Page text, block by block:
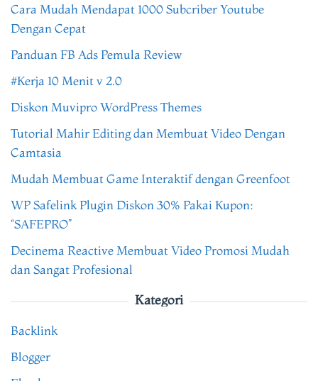
Cara Mudah Mendapat 1000 Subcriber Youtube
Dengan Cepat
Panduan FB Ads Pemula Review
#Kerja 10 Menit v 2.0
Diskon Muvipro WordPress Themes
Tutorial Mahir Editing dan Membuat Video Dengan
Camtasia
Mudah Membuat Game Interaktif dengan Greenfoot
WP Safelink Plugin Diskon 30% Pakai Kupon:
“SAFEPRO”
Decinema Reactive Membuat Video Promosi Mudah
dan Sangat Profesional
Kategori
Backlink
Blogger